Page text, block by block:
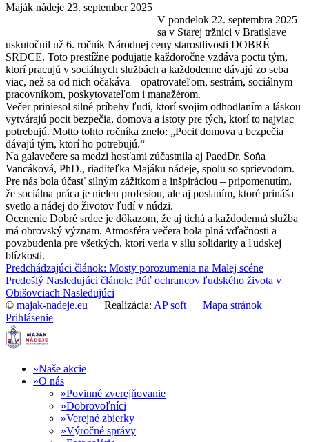
Maják nádeje 23. september 2025
V pondelok 22. septembra 2025
sa v Starej tržnici v Bratislave
uskutočnil už 6. ročník Národnej ceny starostlivosti DOBRÉ
SRDCE. Toto prestížne podujatie každoročne vzdáva poctu tým,
ktorí pracujú v sociálnych službách a každodenne dávajú zo seba
viac, než sa od nich očakáva – opatrovateľom, sestrám, sociálnym
pracovníkom, poskytovateľom i manažérom.
Večer priniesol silné príbehy ľudí, ktorí svojim odhodlaním a láskou
vytvárajú pocit bezpečia, domova a istoty pre tých, ktorí to najviac
potrebujú. Motto tohto ročníka znelo: „Pocit domova a bezpečia
dávajú tým, ktorí ho potrebujú.“
Na galavečere sa medzi hosťami zúčastnila aj PaedDr. Soňa
Vancáková, PhD., riaditeľka Majáku nádeje, spolu so sprievodom.
Pre nás bola účasť silným zážitkom a inšpiráciou – pripomenutím,
že sociálna práca je nielen profesiou, ale aj poslaním, ktoré prináša
svetlo a nádej do životov ľudí v núdzi.
Ocenenie Dobré srdce je dôkazom, že aj tichá a každodenná služba
má obrovský význam. Atmosféra večera bola plná vďačnosti a
povzbudenia pre všetkých, ktorí veria v silu solidarity a ľudskej
blízkosti.
Predchádzajúci článok: Mosty porozumenia na Malej scéne
Predošlý Nasledujúci článok: Púť ochrancov ľudského života v
Obišovciach Nasledujúci
© majak-nadeje.eu Realizácia: AP soft
Mapa stránok
Prihlásenie
Naše akcie
O nás
Povinné zverejňovanie
Dobrovoľníci
Verejné zbierky
Výročné správy